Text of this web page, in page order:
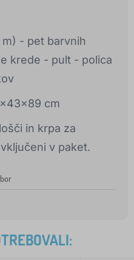
m) - pet barvnih
krede - pult - polica
cm
in krpa za
v paket.